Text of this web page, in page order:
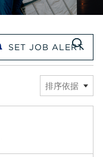
SET JOB ALERT
排序依据